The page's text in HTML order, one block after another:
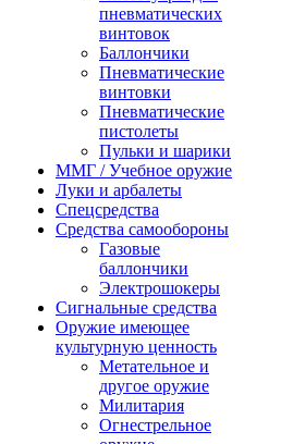
пневматических
винтовок
Баллончики
Пневматические
винтовки
Пневматические
пистолеты
Пульки и шарики
ММГ / Учебное оружие
Луки и арбалеты
Спецсредства
Средства самообороны
Газовые
баллончики
Электрошокеры
Сигнальные средства
Оружие имеющее
культурную ценность
Метательное и
другое оружие
Милитария
Огнестрельное